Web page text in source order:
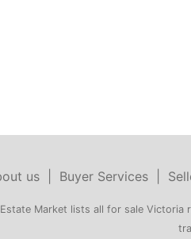
us Buyer Services
Market lists all for sale Victoria